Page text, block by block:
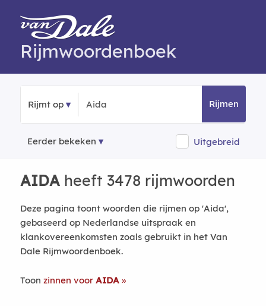
Rijmwoordenboek
Rijmt op Rijmen
Eerder bekeken Uitgebreid
AIDAheeft 3478 rijmwoorden
Deze pagina toont woorden die rijmen op 'Aida',
gebaseerd op Nederlandse uitspraak en
klankovereenkomsten zoals gebruikt in het Van
Dale Rijmwoordenboek.
Toon zinnen voor AIDA